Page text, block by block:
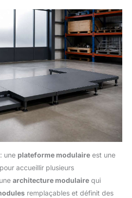
une plateforme modulaire est une
accueillir plusieurs
architecture modulaire qui
remplaçables et définit des